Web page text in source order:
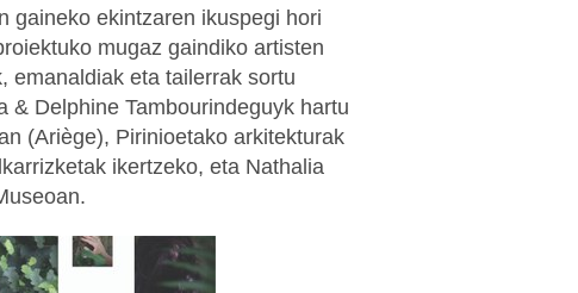
gaineko ekintzaren ikuspegi hori
mugaz gaindiko artisten
emanaldiak eta tailerrak sortu
& Delphine Tambourindeguyk hartu
(Ariège), Pirinioetako arkitekturak
ikertzeko, eta Nathalia